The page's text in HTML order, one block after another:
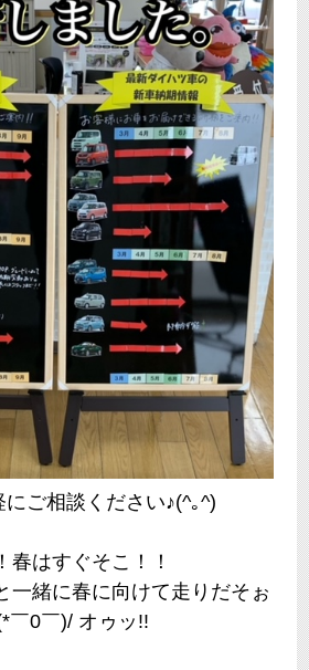
ご相談ください♪(^｡^)
春はすぐそこ！！
一緒に春に向けて走りだそぉ
￣0￣)/ オゥッ!!